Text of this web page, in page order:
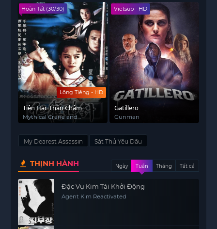
Lồng Tiếng - HD
Hoàn Tất (30/30)
Tiên Hạc Thần Châm
Mythical Crane and
Vietsub - HD
Gatillero
Gunman
My Dearest Assassin Sát Thủ Yêu Dấu
THỊNH HÀNH Ngày Tuần Tháng Tất cả
Đặc Vụ Kim Tái Khởi Động
Agent Kim Reactivated